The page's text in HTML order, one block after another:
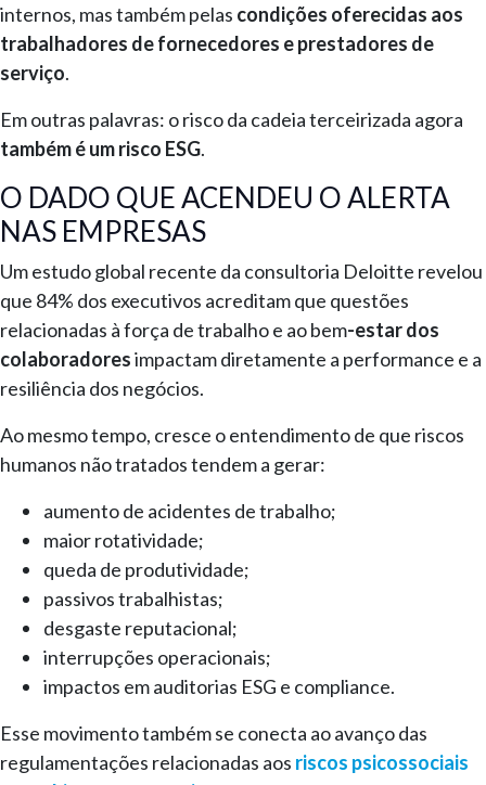
internos, mas também pelas condições oferecidas aos
trabalhadores de fornecedores e prestadores de
serviço.
Em outras palavras: o risco da cadeia terceirizada agora
também é um risco ESG.
O DADO QUE ACENDEU O ALERTA
NAS EMPRESAS
Um estudo global recente da consultoria Deloitte revelou
que 84% dos executivos acreditam que questões
relacionadas à força de trabalho e ao bem-estar dos
colaboradoresimpactam diretamente a performance e a
resiliência dos negócios.
Ao mesmo tempo, cresce o entendimento de que riscos
humanos não tratados tendem a gerar:
aumento de acidentes de trabalho;
maior rotatividade;
queda de produtividade;
passivos trabalhistas;
desgaste reputacional;
interrupções operacionais;
impactos em auditorias ESG e compliance.
Esse movimento também se conecta ao avanço das
regulamentações relacionadas aos riscos psicossociais